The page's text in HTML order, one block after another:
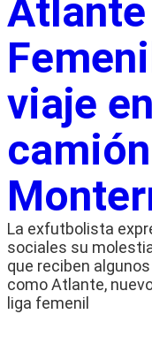
Atlante
viaje en
La exfutbolista
sociales su
que reciben
como Atlante,
liga femenil